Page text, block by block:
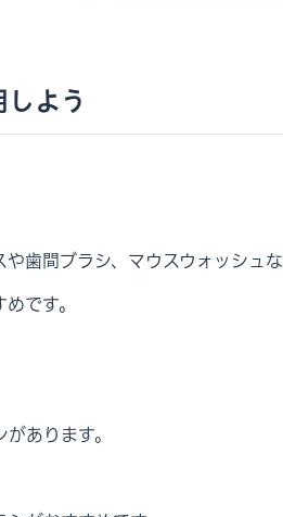
よう
歯間ブラシ、マウスウォッシュな
です。
あります。